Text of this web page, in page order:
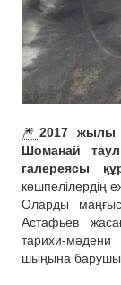
🎆2017 жылы
Шоманай
галереясы
көшпелілердің
Оларды
Астафьев
тарихи-
шыңына барушы